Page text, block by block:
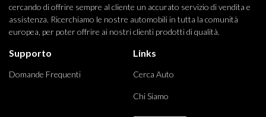
cercando di offrire sempre al cliente un accurato servizio di vendita e
assistenza. Ricerchiamo le nostre automobili in tutta la comunità
europea, per poter offrire ai nostri clienti prodotti di qualità.
Supporto
Domande Frequenti
Links
Cerca Auto
Chi Siamo